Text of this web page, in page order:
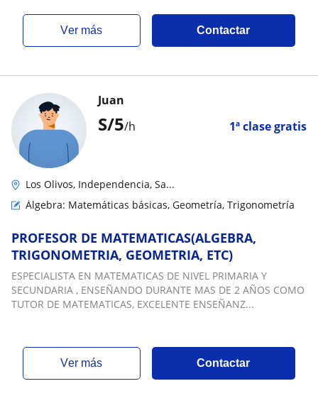
ver más Contactar
S/5/h 1ª clase gratis
Juan
Los Olivos, Independencia, Sa...
Álgebra: Matemáticas básicas, Geometría, Trigonometría
PROFESOR DE MATEMATICAS(ALGEBRA,
TRIGONOMETRIA, GEOMETRIA, ETC)
ESPECIALISTA EN MATEMATICAS DE NIVEL PRIMARIA Y
SECUNDARIA , ENSEÑANDO DURANTE MAS DE 2 AÑOS COMO
TUTOR DE MATEMATICAS, EXCELENTE ENSEÑANZ...
ver más Contactar